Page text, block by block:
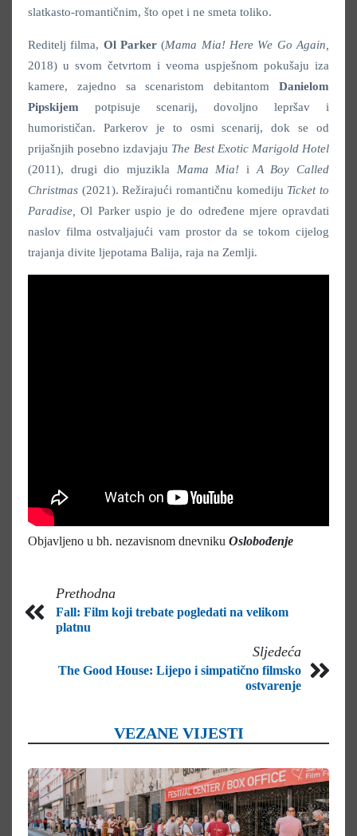
slatkasto-romantičnim, što opet i ne smeta toliko.
Reditelj filma, Ol Parker (Mama Mia! Here We Go Again,
2018) u svom četvrtom i veoma uspješnom pokušaju iza
kamere, zajedno sa scenaristom debitantom Danielom
Pipskijem potpisuje scenarij, dovoljno lepršav i
humorističan. Parkerov je to osmi scenarij, dok se od
prijašnjih posebno izdavjaju The Best Exotic Marigold Hotel
(2011), drugi dio mjuzikla Mama Mia!i A Boy Called
Christmas (2021). Režirajući romantičnu komediju Ticket to
Paradise,Ol Parker uspio je do određene mjere opravdati
naslov filma ostvaljajući vam prostor da se tokom cijelog
trajanja divite ljepotama Balija, raja na Zemlji.
Objavljeno u bh. nezavisnom dnevniku Oslobođenje
Prethodna
Fall: Film koji trebate pogledati na velikom
platnu
Sljedeća
The Good House: Lijepo i simpatično filmsko
ostvarenje
VEZANE VIJESTI